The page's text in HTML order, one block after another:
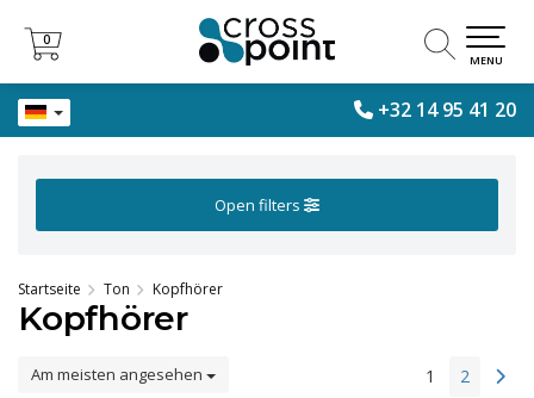
+32 14 95 41 20
0
0
MENU
Open filters
Startseite Ton Kopfhörer
Kopfhörer
Am meisten angesehen 1 2